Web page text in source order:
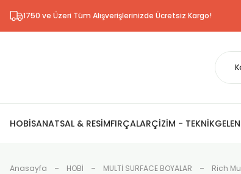
1750 ve Üzeri Tüm Alışverişlerinizde Ücretsiz Kargo!
HOBİSANATSAL & RESİMFIRÇALARÇİZİM - TEKNİK
Anasayfa HOBİ MULTİ SURFACE BOYALAR Rich